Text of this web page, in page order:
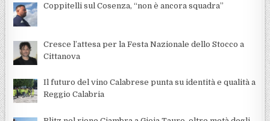
Coppitelli sul Cosenza, “non è ancora squadra”
Cresce l’attesa per la Festa Nazionale dello Stocco a
Cittanova
Il futuro del vino Calabrese punta su identità e qualità a
Reggio Calabria